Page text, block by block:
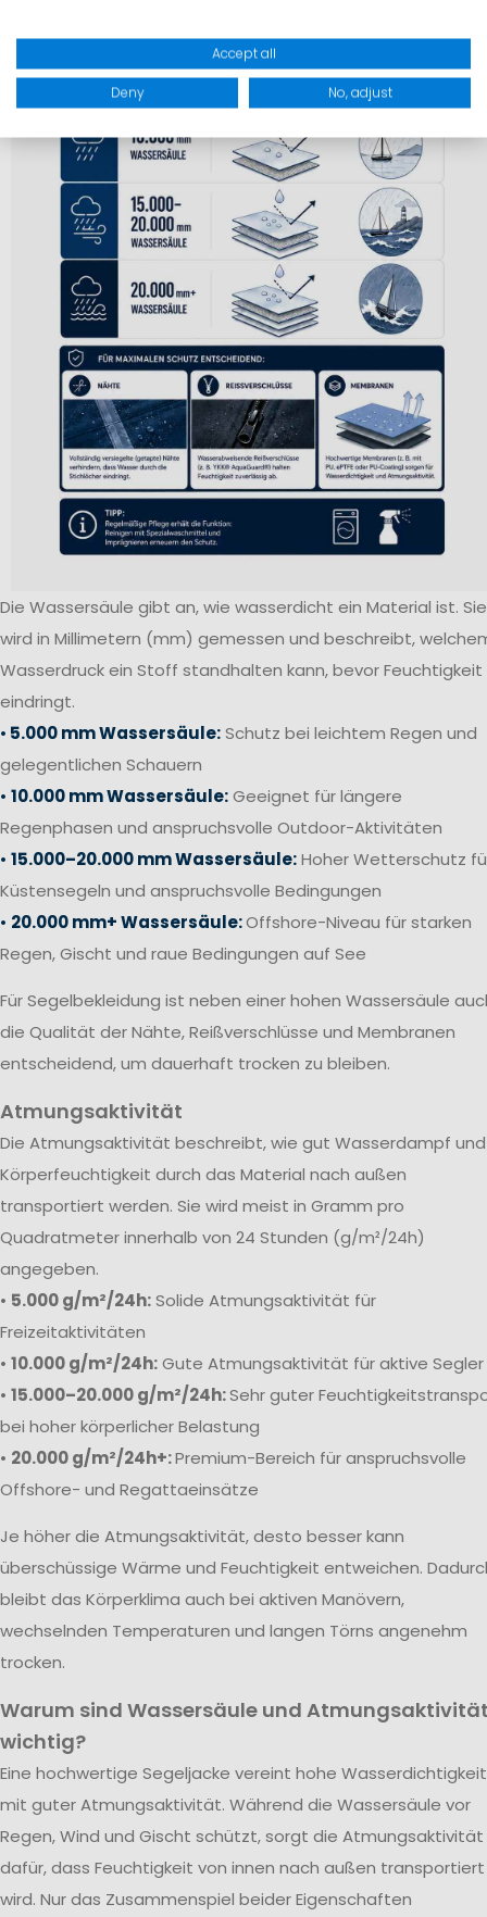
Die Wassersäule gibt an, wie wasserdicht ein Material ist. Sie
wird in Millimetern (mm) gemessen und beschreibt,
Wasserdruck ein Stoff standhalten kann, bevor Feuchtigkeit
eindringt.
• 5.000 mm Wassersäule:Schutz bei leichtem Regen und
gelegentlichen Schauern
• 10.000 mm Wassersäule:Geeignet für längere
Regenphasen und anspruchsvolle Outdoor-Aktivitäten
• 15.000–20.000 mm Wassersäule:Hoher Wetterschutz
Küstensegeln und anspruchsvolle Bedingungen
• 20.000 mm+ Wassersäule:Offshore-Niveau für starken
Regen, Gischt und raue Bedingungen auf See
Für Segelbekleidung ist neben einer hohen Wassersäule
die Qualität der Nähte, Reißverschlüsse und Membranen
entscheidend, um dauerhaft trocken zu bleiben.
Atmungsaktivität
Die Atmungsaktivität beschreibt, wie gut Wasserdampf und
Körperfeuchtigkeit durch das Material nach außen
transportiert werden. Sie wird meist in Gramm pro
Quadratmeter innerhalb von 24 Stunden (g/m²/24h)
angegeben.
• 5.000 g/m²/24h:Solide Atmungsaktivität für
Freizeitaktivitäten
• 10.000 g/m²/24h:Gute Atmungsaktivität für aktive Segler
• 15.000–20.000 g/m²/24h:Sehr guter
bei hoher körperlicher Belastung
• 20.000 g/m²/24h+:Premium-Bereich für anspruchsvolle
Offshore- und Regattaeinsätze
Je höher die Atmungsaktivität, desto besser kann
überschüssige Wärme und Feuchtigkeit entweichen.
bleibt das Körperklima auch bei aktiven Manövern,
wechselnden Temperaturen und langen Törns angenehm
trocken.
Warum sind Wassersäule und
wichtig?
Eine hochwertige Segeljacke vereint hohe Wasserdichtigkeit
mit guter Atmungsaktivität. Während die Wassersäule vor
Regen, Wind und Gischt schützt, sorgt die Atmungsaktivität
dafür, dass Feuchtigkeit von innen nach außen transportiert
wird. Nur das Zusammenspiel beider Eigenschaften
Accept all
Deny No, adjust